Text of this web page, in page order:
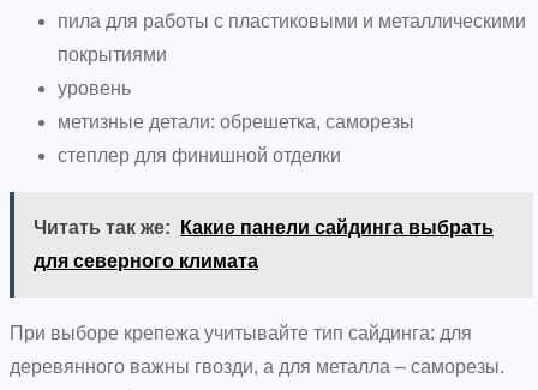
пила для работы с пластиковыми и металлическими
покрытиями
уровень
метизные детали: обрешетка, саморезы
степлер для финишной отделки
Читать так же:
Какие панели сайдинга выбрать
для северного климата
При выборе крепежа учитывайте тип сайдинга: для
деревянного важны гвозди, а для металла – саморезы.